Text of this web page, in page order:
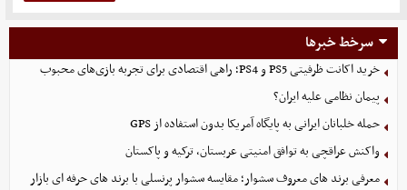
سرخط خبرها
خرید اکانت ظرفیتی PS5 و PS4؛ راهی اقتصادی برای تجربه بازی‌های محبوب
پیمان نظامی علیه ایران؟
حمله خلبانان ایرانی به پایگاه آمریکا بدون استفاده از GPS
واکنش عراقچی به توافق امنیتی عربستان، ترکیه و پاکستان
معرفی برند های معروف سشوار؛ مقایسه سشوار پرنسلی با برند های حرفه ای بازار